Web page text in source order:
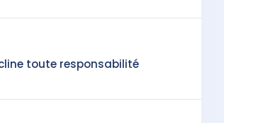
toute responsabilité